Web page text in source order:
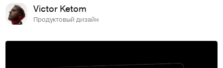
Victor Ketom
Продуктовый дизайн